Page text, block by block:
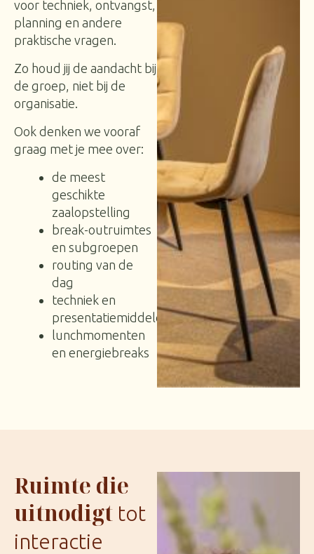
voor techniek, ontvangst,
planning en andere
praktische vragen.
Zo houd jij de aandacht bij
de groep, niet bij de
organisatie.
Ook denken we vooraf
graag met je mee over:
de meest
geschikte
zaalopstelling
break-outruimtes
en subgroepen
routing van de
dag
techniek en
presentatiemiddelen
lunchmomenten
en energiebreaks
Ruimte die
uitnodigt tot
interactie